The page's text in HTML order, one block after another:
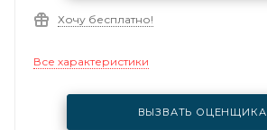
Хочу бесплатно!
Все характеристики
ВЫЗВАТЬ ОЦЕНЩИКА